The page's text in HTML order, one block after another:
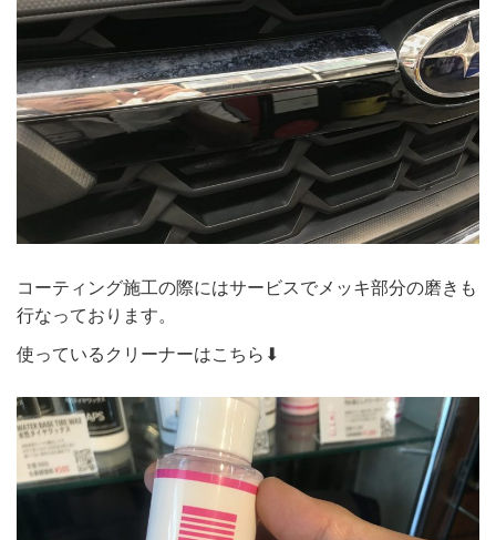
コーティング施工の際にはサービスでメッキ部分の磨きも
行なっております。
使っているクリーナーはこちら⬇︎